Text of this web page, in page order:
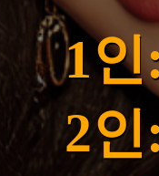
1
2인